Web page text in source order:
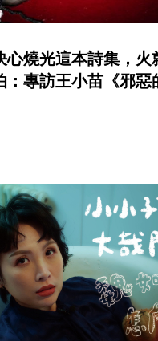
心燒光這本詩集，火
：專訪王小苗《邪惡